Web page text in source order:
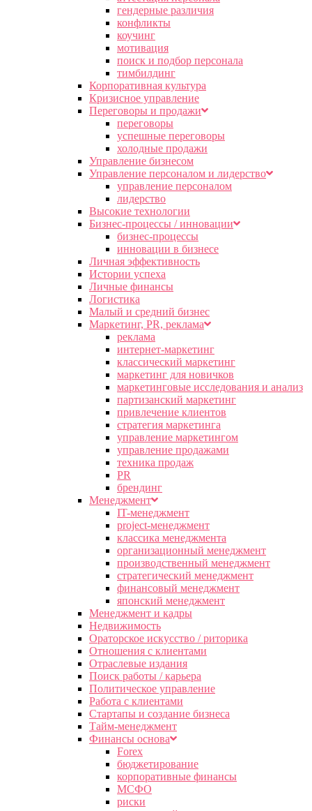
гендерные различия
конфликты
коучинг
мотивация
поиск и подбор персонала
тимбилдинг
Корпоративная культура
Кризисное управление
Переговоры и продажи
переговоры
успешные переговоры
холодные продажи
Управление бизнесом
Управление персоналом и лидерство
управление персоналом
лидерство
Высокие технологии
Бизнес-процессы / инновации
бизнес-процессы
инновации в бизнесе
Личная эффективность
Истории успеха
Личные финансы
Логистика
Малый и средний бизнес
Маркетинг, PR, реклама
реклама
интернет-маркетинг
классический маркетинг
маркетинг для новичков
маркетинговые исследования и анализ
партизанский маркетинг
привлечение клиентов
стратегия маркетинга
управление маркетингом
управление продажами
техника продаж
PR
брендинг
Менеджмент
IT-менеджмент
project-менеджмент
классика менеджмента
организационный менеджмент
производственный менеджмент
стратегический менеджмент
финансовый менеджмент
японский менеджмент
Менеджмент и кадры
Недвижимость
Ораторское искусство / риторика
Отношения с клиентами
Отраслевые издания
Поиск работы / карьера
Политическое управление
Работа с клиентами
Стартапы и создание бизнеса
Тайм-менеджмент
Финансы основа
Forex
бюджетирование
корпоративные финансы
МСФО
риски